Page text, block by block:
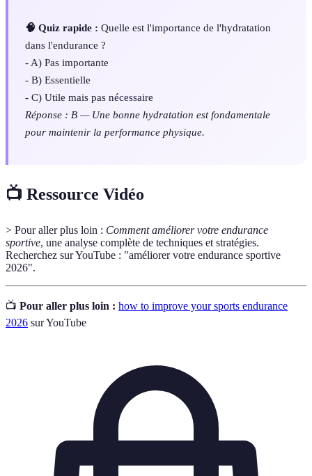
🧠 Quiz rapide : Quelle est l'importance de l'hydratation
dans l'endurance ?
- A) Pas importante
- B) Essentielle
- C) Utile mais pas nécessaire
Réponse : B — Une bonne hydratation est fondamentale
pour maintenir la performance physique.
📺 Ressource Vidéo
> Pour aller plus loin : Comment améliorer votre endurance
sportive, une analyse complète de techniques et stratégies.
Recherchez sur YouTube : "améliorer votre endurance sportive
2026".
📺 Pour aller plus loin : how to improve your sports endurance
2026 sur YouTube